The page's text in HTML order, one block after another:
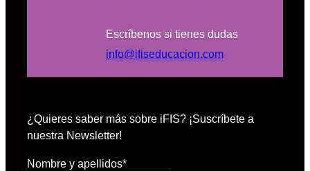
Escríbenos si tienes dudas
info@ifiseducacion.com
¿Quieres saber más sobre iFIS? ¡Suscríbete a
nuestra Newsletter!
Nombre y apellidos*